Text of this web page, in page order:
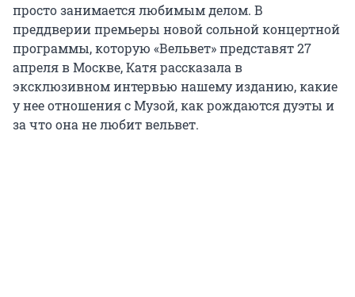
просто занимается любимым делом. В
преддверии премьеры новой сольной концертной
программы, которую «Вельвет» представят 27
апреля в Москве, Катя рассказала в
эксклюзивном интервью нашему изданию, какие
у нее отношения с Музой, как рождаются дуэты и
за что она не любит вельвет.